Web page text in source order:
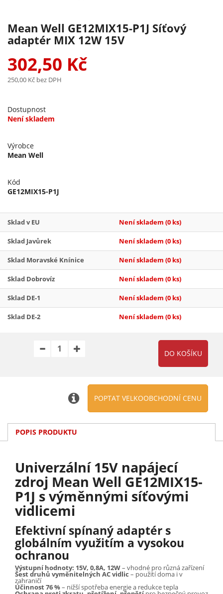
Mean Well GE12MIX15-P1J Síťový
adaptér MIX 12W 15V
302,50 Kč
250,00 Kč bez DPH
Dostupnost
Není skladem
Výrobce
Mean Well
Kód
GE12MIX15-P1J
Sklad v EU Není skladem (0 ks)
Sklad Javůrek Není skladem (0 ks)
Sklad Moravské Knínice Není skladem (0 ks)
Sklad Dobrovíz Není skladem (0 ks)
Sklad DE-1 Není skladem (0 ks)
Sklad DE-2 Není skladem (0 ks)
POPTAT VELKOOBCHODNÍ CENU
POPIS PRODUKTU
Univerzální 15V napájecí
zdroj Mean Well GE12MIX15-
P1J s výměnnými síťovými
vidlicemi
Efektivní spínaný adaptér s
globálním využitím a vysokou
ochranou
Výstupní hodnoty: 15V, 0,8A, 12W– vhodné pro různá zařízení
Šest druhů vyměnitelných AC vidlic – použití doma i v
zahraničí
Účinnost 76 %– nižší spotřeba energie a redukce tepla